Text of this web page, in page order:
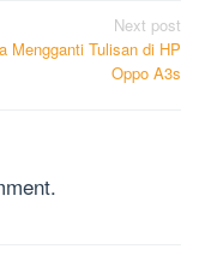
Next post
Mengganti Tulisan di HP
Oppo A3s